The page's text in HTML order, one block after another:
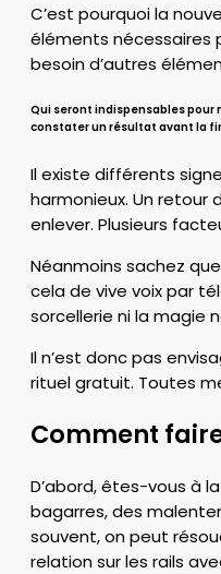
C’est pourquoi la
éléments nécessaires
besoin d’autres
Qui seront indispensables
constater un résultat avant la
Il existe différents
harmonieux. Un
enlever. Plusieurs
Néanmoins sachez
cela de vive voix par
sorcellerie ni la magie
Il n’est donc pas
rituel gratuit. Toutes
Comment
D’abord, êtes-vous à
bagarres, des
souvent, on peut
relation sur les rails